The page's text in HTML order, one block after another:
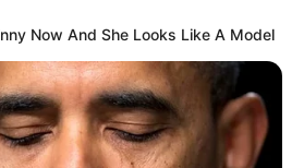
Now And She Looks Like A Model